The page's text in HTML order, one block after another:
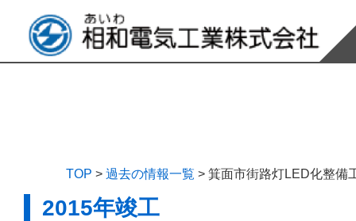
TOP > 過去の情報一覧 > 箕面市街路灯LED化整
2015年竣工